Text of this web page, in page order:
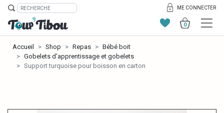
ME CONNECTER
0
Accueil Shop Repas
Bébé boit
Gobelets d'apprentissage et gobelets
Support turquoise pour boisson en carton